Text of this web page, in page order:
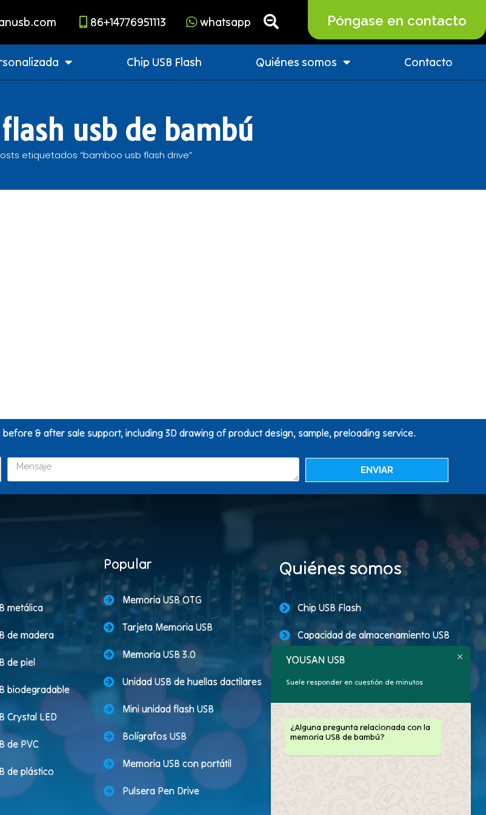
86+14776951113 whatsapp Póngase en contacto
Chip USB Flash Quiénes somos Contacto
usb de bambú
etiquetados “bamboo usb flash drive”
& after sale support, including 3D drawing of product design, sample, preloading service.
ENVIAR
metálica
de madera
de piel
biodegradable
Crystal LED
de PVC
de plástico
Popular
Memoria USB OTG
Tarjeta Memoria USB
Memoria USB 3.0
Unidad USB de huellas dactilares
Mini unidad flash USB
Bolígrafos USB
Memoria USB con portátil
Pulsera Pen Drive
Quiénes somos
Chip USB Flash
Capacidad de almacenamiento USB
Memorias USB promocionales
Unidad USB personalizada
Memorias USB con logotipo
Cliente de memorias USB
YOUSAN USB
Suele responder en cuestión de minutos
¿Alguna pregunta relacionada con la
memoria USB de bambú?